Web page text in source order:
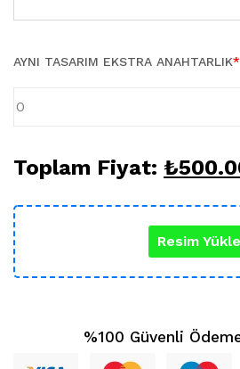
AYNI TASARIM EKSTRA ANAHTARLIK*
Toplam Fiyat: ₺
Resim Yükle
%100 Güvenli